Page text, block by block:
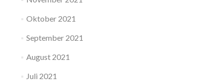
Oktober 2021
September 2021
August 2021
Juli 2021